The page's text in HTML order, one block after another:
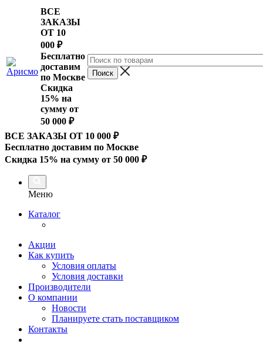
ВСЕ
ЗАКАЗЫ
ОТ 10
000 ₽
Бесплатно
доставим
по Москве
Скидка
15% на
сумму от
50 000 ₽
ВСЕ ЗАКАЗЫ ОТ 10 000 ₽
Бесплатно доставим по Москве
Скидка 15% на сумму от 50 000 ₽
Меню
Каталог
Акции
Как купить
Условия оплаты
Условия доставки
Производители
О компании
Новости
Планируете стать поставщиком
Контакты